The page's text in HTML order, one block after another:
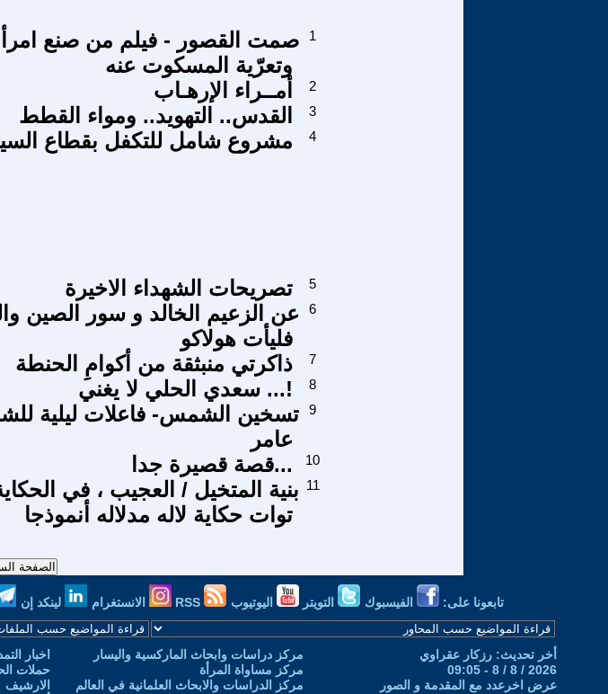
صمت القصور - فيلم من صنع
وتعرّية المسكوت عنه
1
أمــراء الإرهـاب
2
القدس.. التهويد.. ومواء القطط
3
مشروع شامل للتكفل بقطاع 4
تصريحات الشهداء الاخيرة
5
عن الزعيم الخالد و سور الصين
فليأت هولاكو
6
ذاكرتي منبثقة من أكوامِ الحنطة
7
سعدي الحلي لا يغني ...!
8
تسخين الشمس- فاعلات ليلية
عامر
9
قصة قصيرة جدا...
10
بنية المتخيل / العجيب ، في
توات حكاية لاله مدلاله أنموذجا
11
تابعونا على: الفيسبوك التويتر اليوتيوب الانستغرام لينكد إن
أخر تحديث: رزكار عقراوي
2026 / 8 / 8 - 09:05
عرض اخرعدد مع المقدمة و الصور
مركز دراسات وابحاث الماركسية واليسار
مركز مساواة المرأة
مركز الدراسات والابحاث العلمانية في العالم
اخبار
حملات
الارشيف